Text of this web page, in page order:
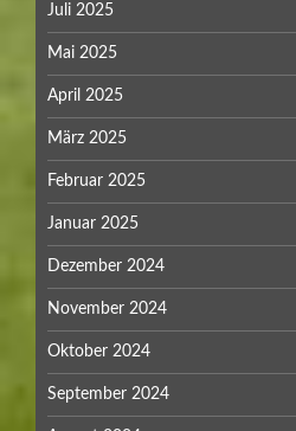
Juli 2025
Mai 2025
April 2025
März 2025
Februar 2025
Januar 2025
Dezember 2024
November 2024
Oktober 2024
September 2024